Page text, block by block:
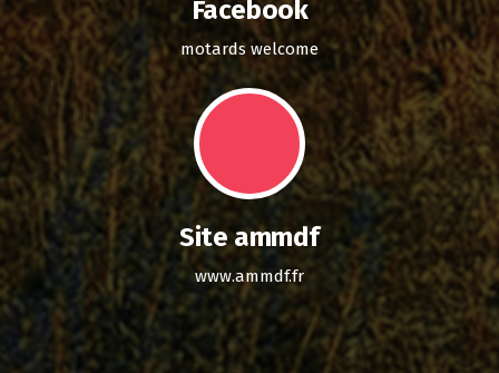
Facebook
motards welcome
Site ammdf
www.ammdf.fr